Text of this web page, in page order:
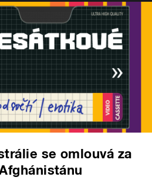
se omlouvá za